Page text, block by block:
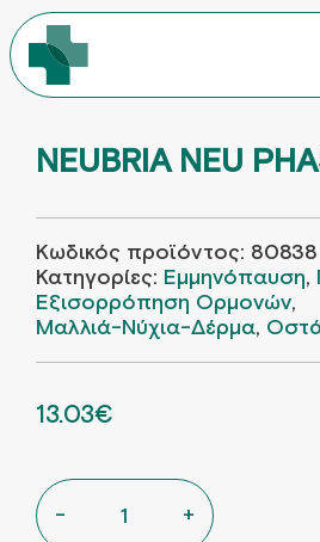
NEUBRIA NEU
Κωδικός προϊόντος: 80838
Κατηγορίες: Eμμηνόπαυση,
Εξισορρόπηση Ορμονών,
Μαλλιά-Νύχια-Δέρμα,
ORIGINAL PRICE WAS:
13.03€
-NEUBRIA NEU PHASE
+